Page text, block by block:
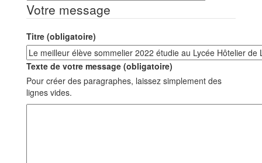
Votre message
Titre (obligatoire)
Texte de votre message (obligatoire)
Pour créer des paragraphes, laissez simplement des
lignes vides.